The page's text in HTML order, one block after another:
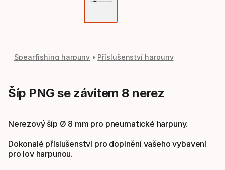
Spearfishing harpuny Příslušenství harpuny
Šíp PNG se závitem 8 nerez
Nerezový šíp Ø 8 mm pro pneumatické harpuny.
Dokonalé příslušenství pro doplnění vašeho vybavení
pro lov harpunou.